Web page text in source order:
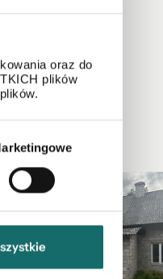
oraz do
plików